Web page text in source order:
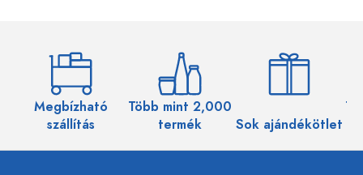
Megbízható
szállítás
Több mint 2,000
termék
Sok ajándékötlet